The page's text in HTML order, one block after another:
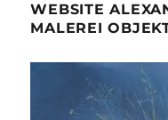
WEBSITE
MALEREI